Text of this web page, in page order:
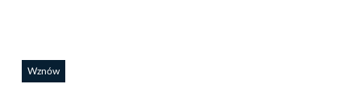
Wznów